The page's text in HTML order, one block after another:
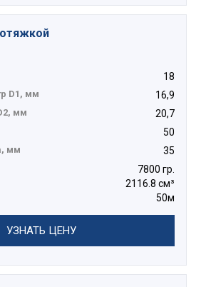
18
D1, мм 16,9
мм 20,7
50
мм 35
7800 гр.
2116.8 см³
50м
УЗНАТЬ ЦЕНУ